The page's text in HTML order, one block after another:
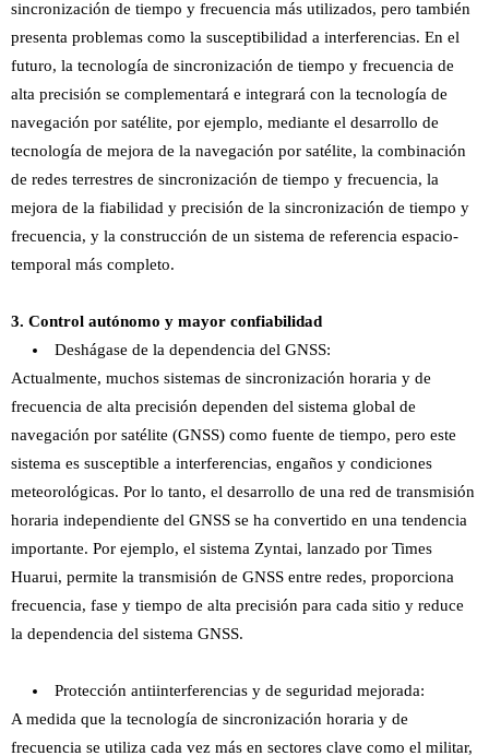
sincronización de tiempo y frecuencia más utilizados, pero también
presenta problemas como la susceptibilidad a interferencias. En el
futuro, la tecnología de sincronización de tiempo y frecuencia de
alta precisión se complementará e integrará con la tecnología de
navegación por satélite, por ejemplo, mediante el desarrollo de
tecnología de mejora de la navegación por satélite, la combinación
de redes terrestres de sincronización de tiempo y frecuencia, la
mejora de la fiabilidad y precisión de la sincronización de tiempo y
frecuencia, y la construcción de un sistema de referencia espacio-
temporal más completo.
3. Control autónomo y mayor confiabilidad
Deshágase de la dependencia del GNSS:
Actualmente, muchos sistemas de sincronización horaria y de
frecuencia de alta precisión dependen del sistema global de
navegación por satélite (GNSS) como fuente de tiempo, pero este
sistema es susceptible a interferencias, engaños y condiciones
meteorológicas. Por lo tanto, el desarrollo de una red de transmisión
horaria independiente del GNSS se ha convertido en una tendencia
importante. Por ejemplo, el sistema Zyntai, lanzado por Times
Huarui, permite la transmisión de GNSS entre redes, proporciona
frecuencia, fase y tiempo de alta precisión para cada sitio y reduce
la dependencia del sistema GNSS.
Protección antiinterferencias y de seguridad mejorada:
A medida que la tecnología de sincronización horaria y de
frecuencia se utiliza cada vez más en sectores clave como el militar,